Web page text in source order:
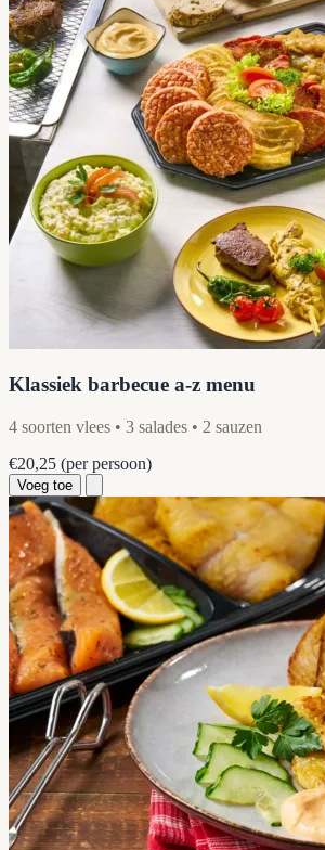
Klassiek barbecue a-z menu
4 soorten vlees • 3 salades • 2 sauzen
€20,25 (per persoon)
Voeg toe